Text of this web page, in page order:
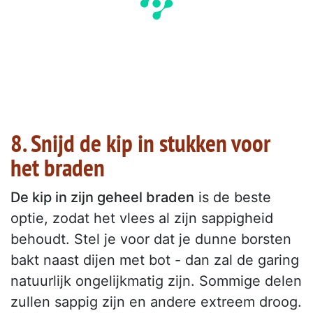
8. Snijd de kip in stukken voor
het braden
De kip in zijn geheel braden is de beste
optie, zodat het vlees al zijn sappigheid
behoudt. Stel je voor dat je dunne borsten
bakt naast dijen met bot - dan zal de garing
natuurlijk ongelijkmatig zijn. Sommige delen
zullen sappig zijn en andere extreem droog.